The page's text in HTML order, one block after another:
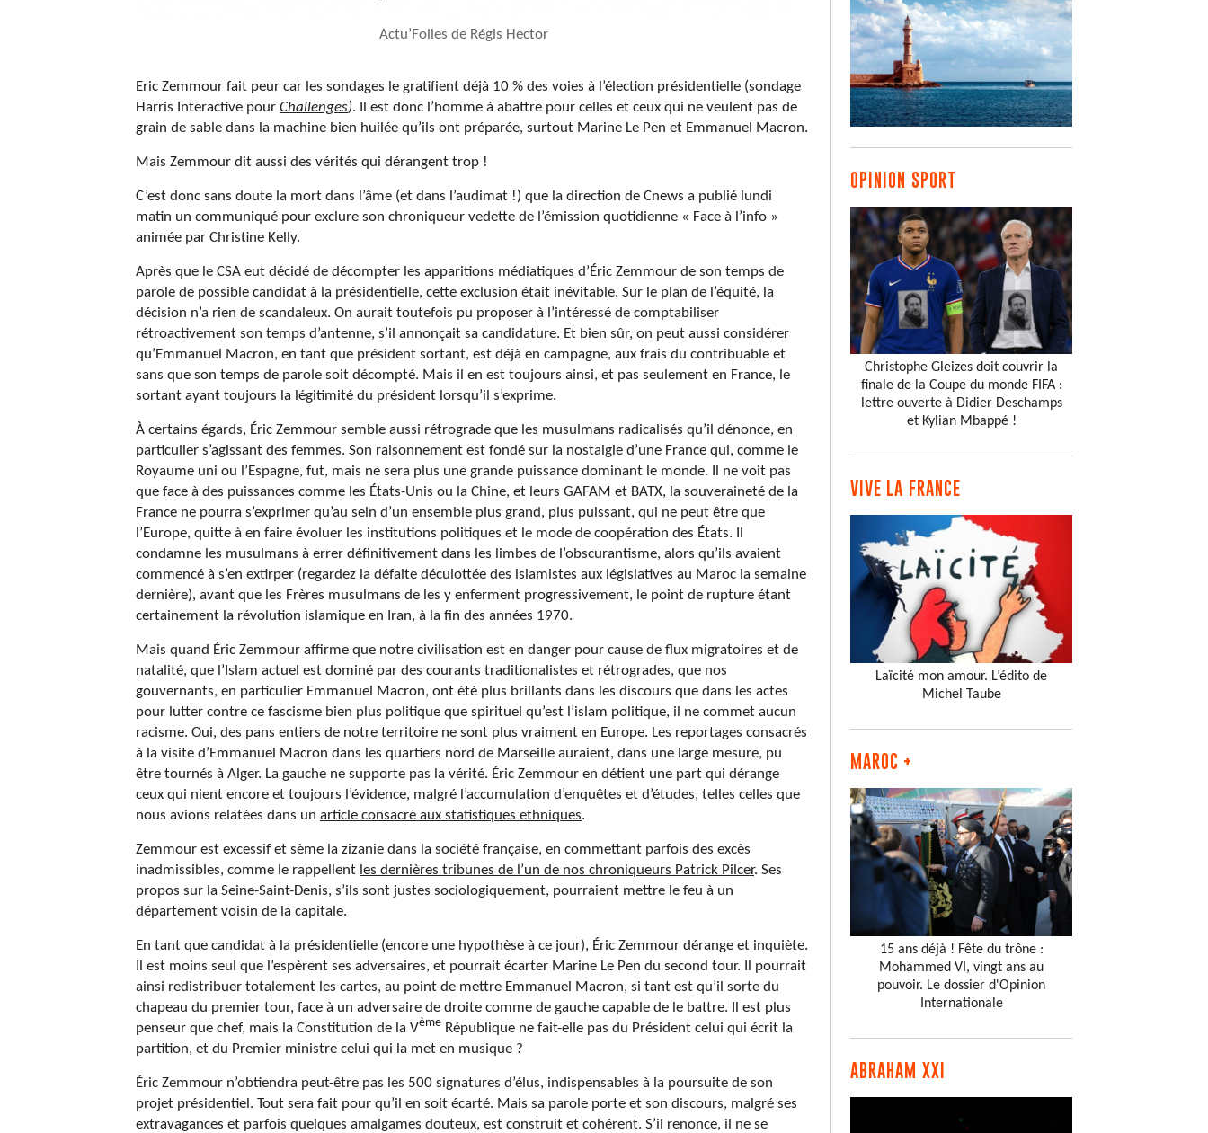
Actu’Folies de Régis Hector
Eric Zemmour fait peur car les sondages le gratifient déjà 10 % des voies à l’élection présidentielle (sondage
Harris Interactive pour Challenges). Il est donc l’homme à abattre pour celles et ceux qui ne veulent pas de
grain de sable dans la machine bien huilée qu’ils ont préparée, surtout Marine Le Pen et Emmanuel Macron.
Mais Zemmour dit aussi des vérités qui dérangent trop !
C’est donc sans doute la mort dans l’âme (et dans l’audimat !) que la direction de Cnews a publié lundi
matin un communiqué pour exclure son chroniqueur vedette de l’émission quotidienne « Face à l’info »
animée par Christine Kelly.
Après que le CSA eut décidé de décompter les apparitions médiatiques d’Éric Zemmour de son temps de
parole de possible candidat à la présidentielle, cette exclusion était inévitable. Sur le plan de l’équité, la
décision n’a rien de scandaleux. On aurait toutefois pu proposer à l’intéressé de comptabiliser
rétroactivement son temps d’antenne, s’il annonçait sa candidature. Et bien sûr, on peut aussi considérer
qu’Emmanuel Macron, en tant que président sortant, est déjà en campagne, aux frais du contribuable et
sans que son temps de parole soit décompté. Mais il en est toujours ainsi, et pas seulement en France, le
sortant ayant toujours la légitimité du président lorsqu’il s’exprime.
À certains égards, Éric Zemmour semble aussi rétrograde que les musulmans radicalisés qu’il dénonce, en
particulier s’agissant des femmes. Son raisonnement est fondé sur la nostalgie d’une France qui, comme le
Royaume uni ou l’Espagne, fut, mais ne sera plus une grande puissance dominant le monde. Il ne voit pas
que face à des puissances comme les États-Unis ou la Chine, et leurs GAFAM et BATX, la souveraineté de la
France ne pourra s’exprimer qu’au sein d’un ensemble plus grand, plus puissant, qui ne peut être que
l’Europe, quitte à en faire évoluer les institutions politiques et le mode de coopération des États. Il
condamne les musulmans à errer définitivement dans les limbes de l’obscurantisme, alors qu’ils avaient
commencé à s’en extirper (regardez la défaite déculottée des islamistes aux législatives au Maroc la semaine
dernière), avant que les Frères musulmans de les y enferment progressivement, le point de rupture étant
certainement la révolution islamique en Iran, à la fin des années 1970.
Mais quand Éric Zemmour affirme que notre civilisation est en danger pour cause de flux migratoires et de
natalité, que l’Islam actuel est dominé par des courants traditionalistes et rétrogrades, que nos
gouvernants, en particulier Emmanuel Macron, ont été plus brillants dans les discours que dans les actes
pour lutter contre ce fascisme bien plus politique que spirituel qu’est l’islam politique, il ne commet aucun
racisme. Oui, des pans entiers de notre territoire ne sont plus vraiment en Europe. Les reportages consacrés
à la visite d’Emmanuel Macron dans les quartiers nord de Marseille auraient, dans une large mesure, pu
être tournés à Alger. La gauche ne supporte pas la vérité. Éric Zemmour en détient une part qui dérange
ceux qui nient encore et toujours l’évidence, malgré l’accumulation d’enquêtes et d’études, telles celles que
nous avions relatées dans un article consacré aux statistiques ethniques.
Zemmour est excessif et sème la zizanie dans la société française, en commettant parfois des excès
inadmissibles, comme le rappellent les dernières tribunes de l’un de nos chroniqueurs Patrick Pilcer. Ses
propos sur la Seine-Saint-Denis, s’ils sont justes sociologiquement, pourraient mettre le feu à un
département voisin de la capitale.
En tant que candidat à la présidentielle (encore une hypothèse à ce jour), Éric Zemmour dérange et inquiète.
Il est moins seul que l’espèrent ses adversaires, et pourrait écarter Marine Le Pen du second tour. Il pourrait
ainsi redistribuer totalement les cartes, au point de mettre Emmanuel Macron, si tant est qu’il sorte du
chapeau du premier tour, face à un adversaire de droite comme de gauche capable de le battre. Il est plus
penseur que chef, mais la Constitution de la Vème République ne fait-elle pas du Président celui qui écrit la
partition, et du Premier ministre celui qui la met en musique ?
Éric Zemmour n’obtiendra peut-être pas les 500 signatures d’élus, indispensables à la poursuite de son
projet présidentiel. Tout sera fait pour qu’il en soit écarté. Mais sa parole porte et son discours, malgré ses
extravagances et parfois quelques amalgames douteux, est construit et cohérent. S’il renonce, il ne se
OPINION SPORT
Christophe Gleizes doit couvrir la
finale de la Coupe du monde FIFA :
lettre ouverte à Didier Deschamps
et Kylian Mbappé !
VIVE LA FRANCE
Laïcité mon amour. L’édito de
Michel Taube
MAROC +
15 ans déjà ! Fête du trône :
Mohammed VI, vingt ans au
pouvoir. Le dossier d'Opinion
Internationale
ABRAHAM XXI